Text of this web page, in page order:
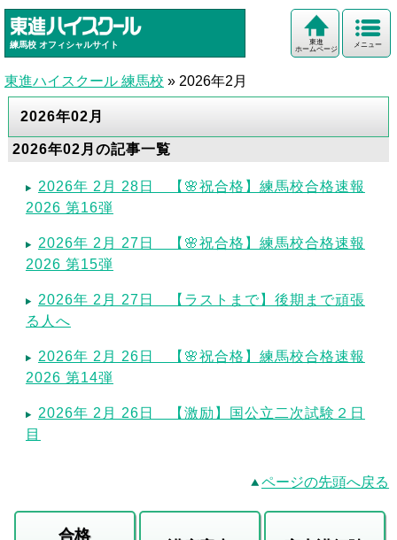
練馬校 オフィシャルサイト メニュー
東進
ホームページ
東進ハイスクール 練馬校 » 2026年2月
2026年02月
2026年02月の記事一覧
2026年 2月 28日 【🌸祝合格】練馬校合格速報
2026 第16弾
2026年 2月 27日 【🌸祝合格】練馬校合格速報
2026 第15弾
2026年 2月 27日 【ラストまで】後期まで頑張
る人へ
2026年 2月 26日 【🌸祝合格】練馬校合格速報
2026 第14弾
2026年 2月 26日 【激励】国公立二次試験２日
目
ページの先頭へ戻る
合格